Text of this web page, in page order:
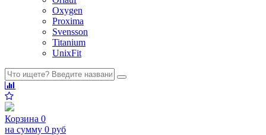
Oxygen
Proxima
Svensson
Titanium
UnixFit
Корзина 0
на сумму 0 руб